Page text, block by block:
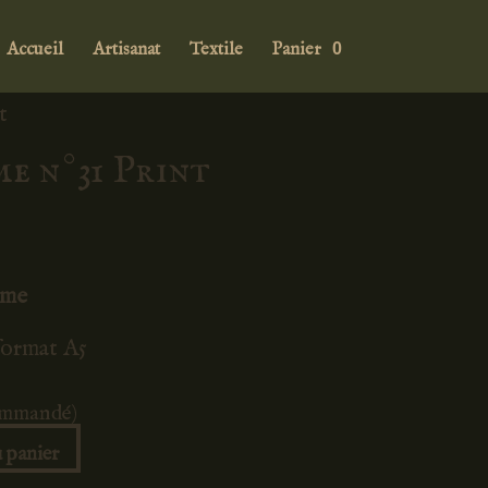
Accueil Artisanat Textile Panier 0
n°31 Print
A5
panier